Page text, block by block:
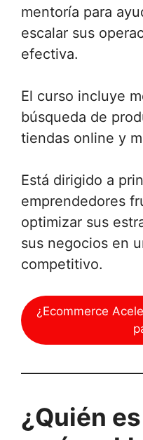
mentoría para
escalar sus
efectiva.
El curso incluye
búsqueda de
tiendas online y
Está dirigido a
emprendedores
optimizar sus
sus negocios en
competitivo.
¿Ecommerce
¿Quién es